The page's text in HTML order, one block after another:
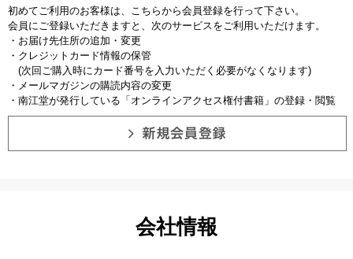
初めてご利用のお客様は、こちらから会員登録を行って下さい。
会員にご登録いただきますと、次のサービスをご利用いただけます。
・お届け先住所の追加・変更
・クレジットカード情報の保管
(次回ご購入時にカード番号を入力いただく必要がなくなります)
・メールマガジンの購読内容の変更
・南江堂が発行している「オンラインアクセス権付書籍」の登録・閲覧
会社情報